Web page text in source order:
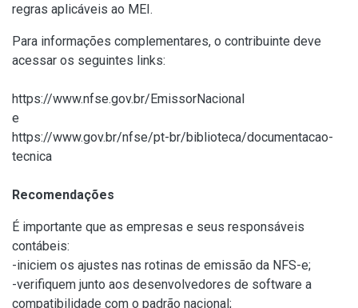
regras aplicáveis ao MEI.
Para informações complementares, o contribuinte deve
acessar os seguintes links:
https://www.nfse.gov.br/EmissorNacional
e
https://www.gov.br/nfse/pt-br/biblioteca/documentacao-
tecnica
Recomendações
É importante que as empresas e seus responsáveis
contábeis:
-iniciem os ajustes nas rotinas de emissão da NFS-e;
-verifiquem junto aos desenvolvedores de software a
compatibilidade com o padrão nacional;